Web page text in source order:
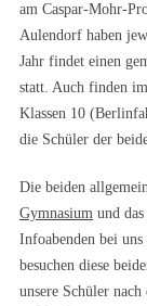
am Caspar-Mohr-
Aulendorf haben
Jahr findet einen
statt. Auch finden
Klassen 10
die Schüler der
Die beiden
Gymnasium und das
Infoabenden bei
besuchen diese
unsere Schüler